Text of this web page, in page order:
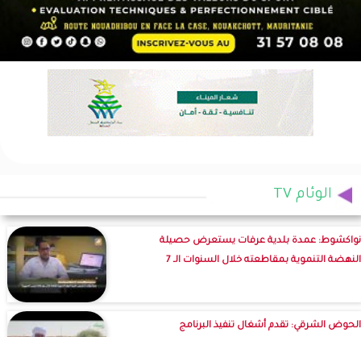
الوئام TV
نواكشوط: عمدة بلدية عرفات يستعرض حصيلة
النهضة التنموية بمقاطعته خلال السنوات الـ 7
الحوض الشرقي: تقدم أشغال تنفيذ البرنامج